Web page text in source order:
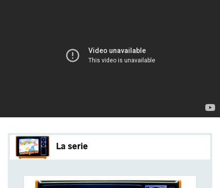
La serie